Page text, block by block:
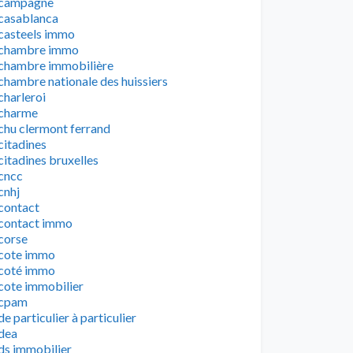
immo
immo
immobilière
nationale des huissiers
clermont ferrand
bruxelles
immo
immo
immo
immobilier
particulier à particulier
immobilier